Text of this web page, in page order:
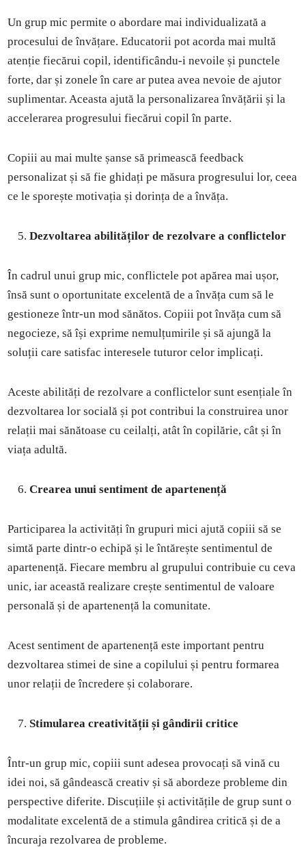
Un grup mic permite o abordare mai individualizată a
procesului de învățare. Educatorii pot acorda mai multă
atenție fiecărui copil, identificându-i nevoile și punctele
forte, dar și zonele în care ar putea avea nevoie de ajutor
suplimentar. Aceasta ajută la personalizarea învățării și la
accelerarea progresului fiecărui copil în parte.
Copiii au mai multe șanse să primească feedback
personalizat și să fie ghidați pe măsura progresului lor, ceea
ce le sporește motivația și dorința de a învăța.
Dezvoltarea abilităților de rezolvare a conflictelor
În cadrul unui grup mic, conflictele pot apărea mai ușor,
însă sunt o oportunitate excelentă de a învăța cum să le
gestioneze într-un mod sănătos. Copiii pot învăța cum să
negocieze, să își exprime nemulțumirile și să ajungă la
soluții care satisfac interesele tuturor celor implicați.
Aceste abilități de rezolvare a conflictelor sunt esențiale în
dezvoltarea lor socială și pot contribui la construirea unor
relații mai sănătoase cu ceilalți, atât în copilărie, cât și în
viața adultă.
Crearea unui sentiment de apartenență
Participarea la activități în grupuri mici ajută copiii să se
simtă parte dintr-o echipă și le întărește sentimentul de
apartenență. Fiecare membru al grupului contribuie cu ceva
unic, iar această realizare crește sentimentul de valoare
personală și de apartenență la comunitate.
Acest sentiment de apartenență este important pentru
dezvoltarea stimei de sine a copilului și pentru formarea
unor relații de încredere și colaborare.
Stimularea creativității și gândirii critice
Într-un grup mic, copiii sunt adesea provocați să vină cu
idei noi, să gândească creativ și să abordeze probleme din
perspective diferite. Discuțiile și activitățile de grup sunt o
modalitate excelentă de a stimula gândirea critică și de a
încuraja rezolvarea de probleme.